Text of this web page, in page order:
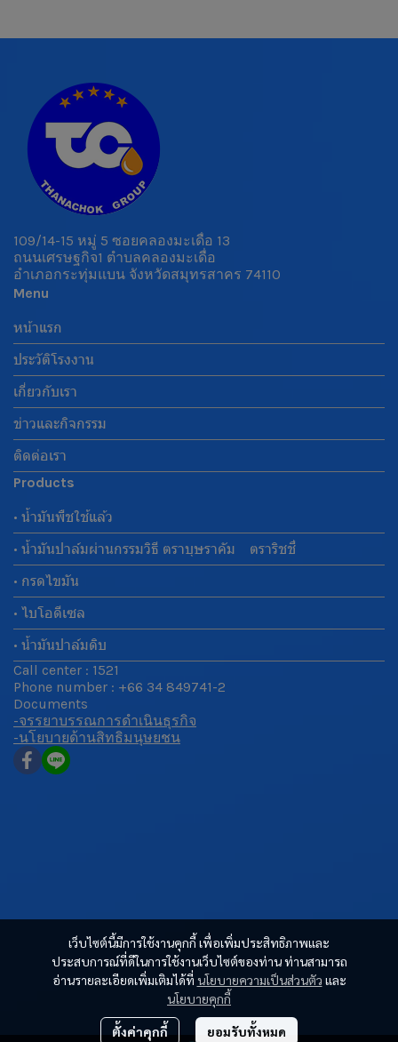
เว็บไซต์นี้มีการใช้งานคุกกี้ เพื่อเพิ่มประสิทธิภาพและ
ประสบการณ์ที่ดีในการใช้งานเว็บไซต์ของท่าน ท่านสามารถ
อ่านรายละเอียดเพิ่มเติมได้ที่ นโยบายความเป็นส่วนตัว และ
นโยบายคุกกี้
ตั้งค่าคุกกี้ ยอมรับทั้งหมด
109/14-15 หมู่ 5 ซอยคลองมะเดื่อ 13
ถนนเศรษฐกิจ1 ตำบลคลองมะเดื่อ
อำเภอกระทุ่มแบน จังหวัดสมุทรสาคร 74110
Menu
หน้าแรก
ประวัติโรงงาน
เกี่ยวกับเรา
ข่าวและกิจกรรม
ติดต่อเรา
Products
• น้ำมันพืชใช้แล้ว
• น้ำมันปาล์มผ่านกรรมวิธี ตราบุษราคัม ตราริชชี่
• กรดไขมัน
• ไบโอดีเซล
• น้ำมันปาล์มดิบ
Call center : 1521
Phone number : +66 34 849741-2
Documents
-จรรยาบรรณการดำเนินธุรกิจ
-นโยบายด้านสิทธิมนุษยชน